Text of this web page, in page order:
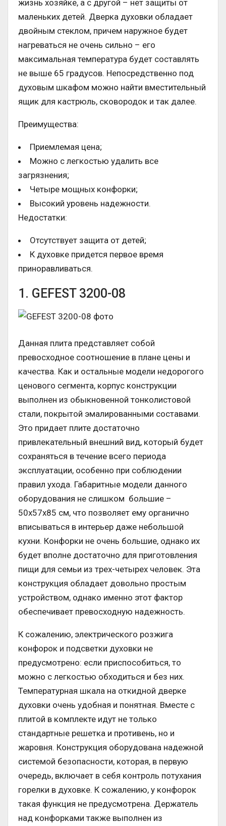
жизнь хозяйке, а с другой – нет защиты от
маленьких детей. Дверка духовки обладает
двойным стеклом, причем наружное будет
нагреваться не очень сильно – его
максимальная температура будет составлять
не выше 65 градусов. Непосредственно под
духовым шкафом можно найти вместительный
ящик для кастрюль, сковородок и так далее.
Преимущества:
Приемлемая цена;
Можно с легкостью удалить все
загрязнения;
Четыре мощных конфорки;
Высокий уровень надежности.
Недостатки:
Отсутствует защита от детей;
К духовке придется первое время
приноравливаться.
1. GEFEST 3200-08
Данная плита представляет собой
превосходное соотношение в плане цены и
качества. Как и остальные модели недорогого
ценового сегмента, корпус конструкции
выполнен из обыкновенной тонколистовой
стали, покрытой эмалированными составами.
Это придает плите достаточно
привлекательный внешний вид, который будет
сохраняться в течение всего периода
эксплуатации, особенно при соблюдении
правил ухода. Габаритные модели данного
оборудования не слишком большие –
50х57х85 см, что позволяет ему органично
вписываться в интерьер даже небольшой
кухни. Конфорки не очень большие, однако их
будет вполне достаточно для приготовления
пищи для семьи из трех-четырех человек. Эта
конструкция обладает довольно простым
устройством, однако именно этот фактор
обеспечивает превосходную надежность.
К сожалению, электрического розжига
конфорок и подсветки духовки не
предусмотрено: если приспособиться, то
можно с легкостью обходиться и без них.
Температурная шкала на откидной дверке
духовки очень удобная и понятная. Вместе с
плитой в комплекте идут не только
стандартные решетка и противень, но и
жаровня. Конструкция оборудована надежной
системой безопасности, которая, в первую
очередь, включает в себя контроль потухания
горелки в духовке. К сожалению, у конфорок
такая функция не предусмотрена. Держатель
над конфорками также выполнен из